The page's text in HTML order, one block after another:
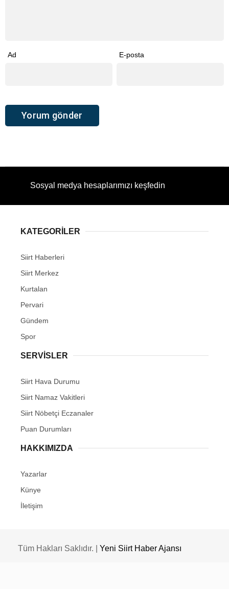
Ad E-posta
Sosyal medya hesaplarımızı keşfedin
KATEGORİLER
Siirt Haberleri
Siirt Merkez
Kurtalan
Pervari
Gündem
Spor
SERVİSLER
Siirt Hava Durumu
Siirt Namaz Vakitleri
Siirt Nöbetçi Eczanaler
Puan Durumları
HAKKIMIZDA
Yazarlar
Künye
İletişim
Tüm Hakları Saklıdır. | Yeni Siirt Haber Ajansı